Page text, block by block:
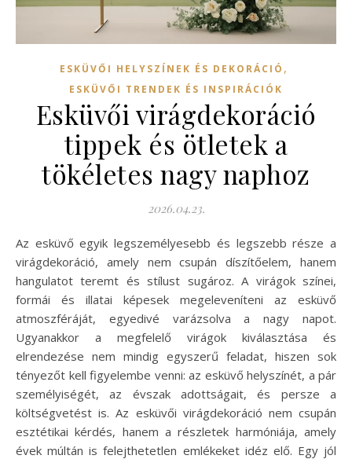
ESKÜVŐI HELYSZÍNEK ÉS DEKORÁCIÓ ,
ESKÜVŐI TRENDEK ÉS INSPIRÁCIÓK
Esküvői virágdekoráció
tippek és ötletek a
tökéletes nagy naphoz
2026.04.23.
Az esküvő egyik legszemélyesebb és legszebb része a
virágdekoráció, amely nem csupán díszítőelem, hanem
hangulatot teremt és stílust sugároz. A virágok színei,
formái és illatai képesek megeleveníteni az esküvő
atmoszféráját, egyedivé varázsolva a nagy napot.
Ugyanakkor a megfelelő virágok kiválasztása és
elrendezése nem mindig egyszerű feladat, hiszen sok
tényezőt kell figyelembe venni: az esküvő helyszínét, a pár
személyiségét, az évszak adottságait, és persze a
költségvetést is. Az esküvői virágdekoráció nem csupán
esztétikai kérdés, hanem a részletek harmóniája, amely
évek múltán is felejthetetlen emlékeket idéz elő. Egy jól